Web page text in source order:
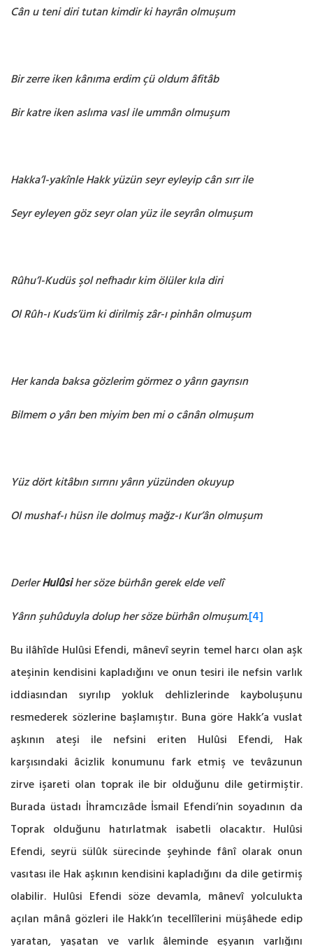
Cân u teni diri tutan kimdir ki hayrân olmuşum
Bir zerre iken kânıma erdim çü oldum âfitâb
Bir katre iken aslıma vasl ile ummân olmuşum
Hakka’l-yakînle Hakk yüzün seyr eyleyip cân sırr ile
Seyr eyleyen göz seyr olan yüz ile seyrân olmuşum
Rûhu’l-Kudüs şol nefhadır kim ölüler kıla diri
Ol Rûh-ı Kuds’üm ki dirilmiş zâr-ı pinhân olmuşum
Her kanda baksa gözlerim görmez o yârın gayrısın
Bilmem o yârı ben miyim ben mi o cânân olmuşum
Yüz dört kitâbın sırrını yârın yüzünden okuyup
Ol mushaf-ı hüsn ile dolmuş mağz-ı Kur’ân olmuşum
DerlerHulûsiher söze bürhân gerek elde velî
Yârın şuhûduyla dolup her söze bürhân olmuşum.[4]
Bu ilâhîde Hulûsi Efendi, mânevî seyrin temel harcı olan aşk
ateşinin kendisini kapladığını ve onun tesiri ile nefsin varlık
iddiasından sıyrılıp yokluk dehlizlerinde kayboluşunu
resmederek sözlerine başlamıştır. Buna göre Hakk’a vuslat
aşkının ateşi ile nefsini eriten Hulûsi Efendi, Hak
karşısındaki âcizlik konumunu fark etmiş ve tevâzunun
zirve işareti olan toprak ile bir olduğunu dile getirmiştir.
Burada üstadı İhramcızâde İsmail Efendi’nin soyadının da
Toprak olduğunu hatırlatmak isabetli olacaktır. Hulûsi
Efendi, seyrü sülûk sürecinde şeyhinde fânî olarak onun
vasıtası ile Hak aşkının kendisini kapladığını da dile getirmiş
olabilir. Hulûsi Efendi söze devamla, mânevî yolculukta
açılan mânâ gözleri ile Hakk’ın tecellîlerini müşâhede edip
yaratan, yaşatan ve varlık âleminde eşyanın varlığını